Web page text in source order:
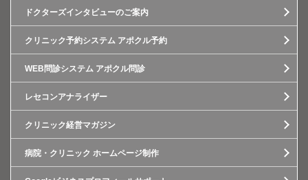
ドクターズインタビューのご案内
クリニック予約システム アポクル予約
WEB問診システム アポクル問診
レセコンアナライザー
クリニック経営マガジン
病院・クリニック ホームページ制作